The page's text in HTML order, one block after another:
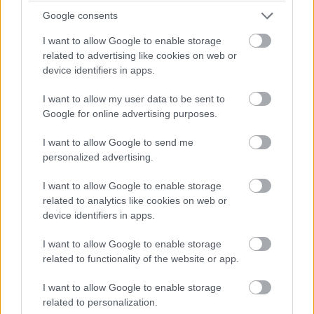
Google consents
I want to allow Google to enable storage
related to advertising like cookies on web or
device identifiers in apps.
I want to allow my user data to be sent to
Google for online advertising purposes.
I want to allow Google to send me
personalized advertising.
I want to allow Google to enable storage
related to analytics like cookies on web or
device identifiers in apps.
I want to allow Google to enable storage
related to functionality of the website or app.
I want to allow Google to enable storage
related to personalization.
A CPU 30 Watt TDP-vel dolgozik, de ideiglenesen akár 37
Wattot is képes fogyasztani A (és hőben termelni). Aki a
technikai paraméterek láttán kissé csalódott lenne, az
kombináltan akár 120 TOPs-ra is képes, vállalati
környezetben pedig előnyt jelenthet, hogy a PC
kompatibilis az Intel vPro Enterprise szabvánnyal.
A rendszermemóriát már érintettük, viszont az SSD